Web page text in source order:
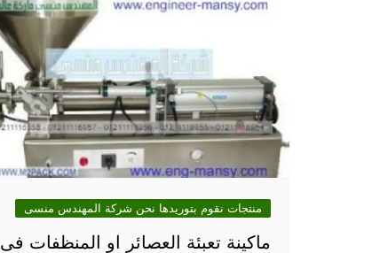
منتجات نقوم بتوريدها نحن شركة المهندس منسى
ماكينة تعبئة العصائر او المنظفات فى